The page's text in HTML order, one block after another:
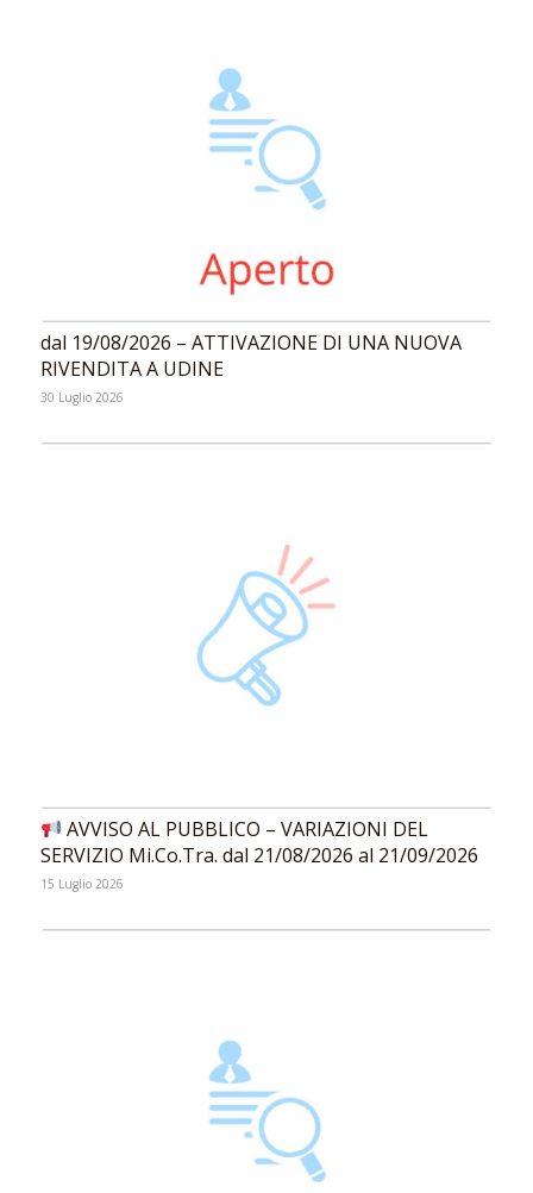
dal 19/08/2026 – ATTIVAZIONE DI UNA NUOVA
RIVENDITA A UDINE
30 Luglio 2026
AVVISO AL PUBBLICO – VARIAZIONI DEL
SERVIZIO Mi.Co.Tra. dal 21/08/2026 al 21/09/2026
15 Luglio 2026